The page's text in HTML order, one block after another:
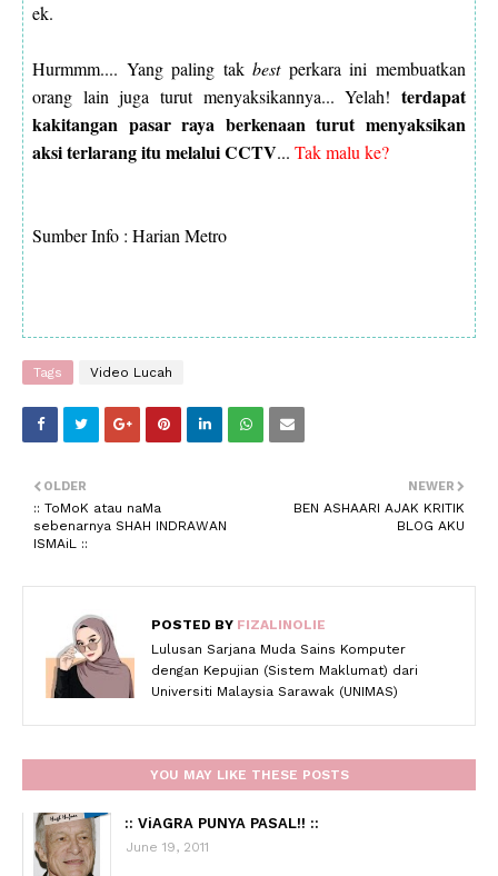
ek.
Hurmmm.... Yang paling takbestperkara ini membuatkan
orang lain juga turut menyaksikannya... Yelah! terdapat
kakitangan pasar raya berkenaan turut menyaksikan
aksi terlarang itu melalui CCTV... Tak malu ke?
Sumber Info : Harian Metro
Tags Video Lucah
NEWER
BEN ASHAARI AJAK KRITIK
BLOG AKU
OLDER
:: ToMoK atau naMa
sebenarnya SHAH INDRAWAN
ISMAiL ::
POSTED BY FIZALINOLIE
Lulusan Sarjana Muda Sains Komputer
dengan Kepujian (Sistem Maklumat) dari
Universiti Malaysia Sarawak (UNIMAS)
YOU MAY LIKE THESE POSTS
:: ViAGRA PUNYA PASAL!! ::
June 19, 2011